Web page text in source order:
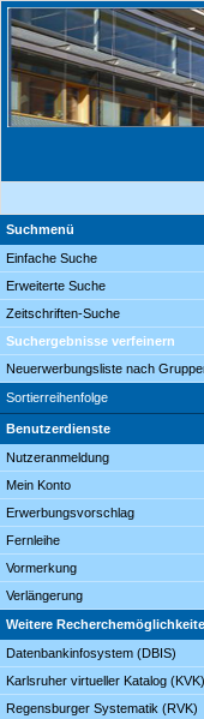
Suchmenü
Einfache Suche
Erweiterte Suche
Zeitschriften-Suche
Suchergebnisse verfeinern
Neuerwerbungsliste nach
Sortierreihenfolge
Benutzerdienste
Nutzeranmeldung
Mein Konto
Erwerbungsvorschlag
Fernleihe
Vormerkung
Verlängerung
Weitere
Datenbankinfosystem (DBIS)
Karlsruher virtueller Katalog (KVK)
Regensburger Systematik (RVK)